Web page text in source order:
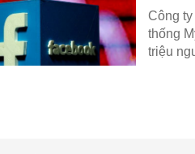
Công
thống
triệu